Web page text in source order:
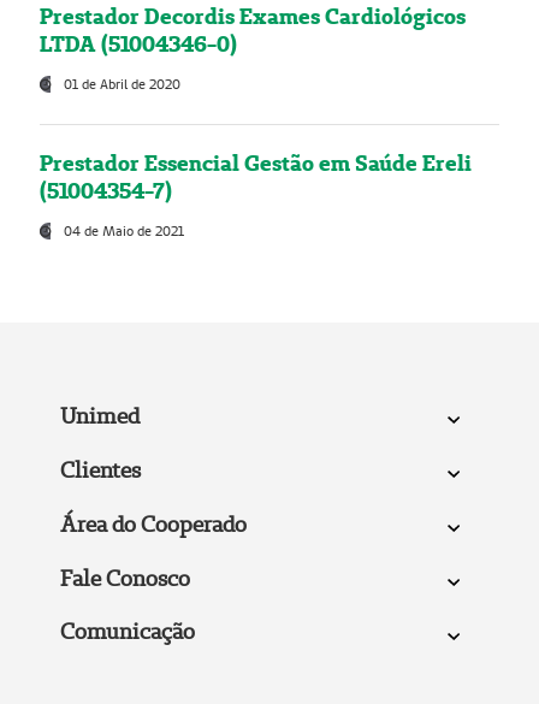
Prestador Decordis Exames Cardiológicos
LTDA (51004346-0)
01 de Abril de 2020
Prestador Essencial Gestão em Saúde Ereli
(51004354-7)
04 de Maio de 2021
Unimed
Clientes
Área do Cooperado
Fale Conosco
Comunicação